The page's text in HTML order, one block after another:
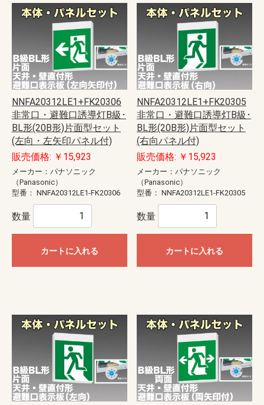
NNFA20312LE1+FK20306
非常口・避難口誘導灯B級･
BL形(20B形)片面型セット
(左向・左矢印パネル付)
販売価格: ￥15,923
メーカー：パナソニック
（Panasonic）
型番： NNFA20312LE1-FK20306
数量
カートに入れる
NNFA20312LE1+FK20305
非常口・避難口誘導灯B級･
BL形(20B形)片面型セット
(右向パネル付)
販売価格: ￥15,923
メーカー：パナソニック
（Panasonic）
型番： NNFA20312LE1-FK20305
数量
カートに入れる